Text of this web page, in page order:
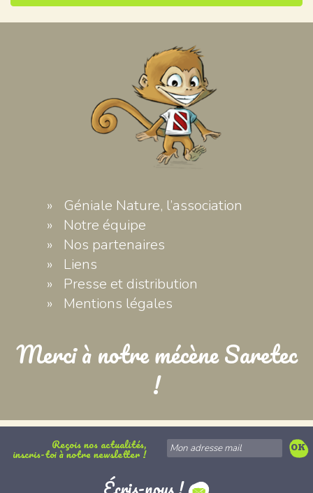
Géniale Nature, l’association
Notre équipe
Nos partenaires
Liens
Presse et distribution
Mentions légales
Merci à notre mécène Saretec
!
Reçois nos actualités,
inscris-toi à notre newsletter !